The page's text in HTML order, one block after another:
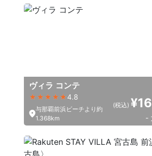
ヴィラ コンテ
4.8
与那覇前浜ビーチより約
1.368km
(税込)
-